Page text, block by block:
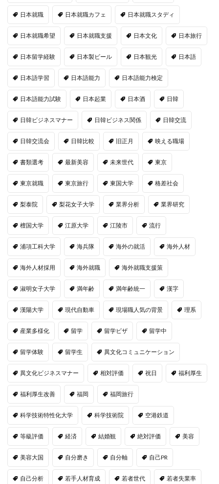
日本就職 日本就職カフェ 日本就職スタディ
日本就職希望 日本就職支援 日本文化 日本旅行
日本留学経験 日本製ビール 日本観光 日本語
日本語学習 日本語能力 日本語能力検定
日本語能力試験 日本起業 日本酒 日韓
日韓ビジネスマナー 日韓ビジネス関係 日韓交流
日韓交流会 日韓比較 旧正月 映える職場
書類選考 最新美容 未来世代 東京
東京就職 東京旅行 東国大学 格差社会
梨泰院 梨花女子大学 業界分析 業界研究
檀国大学 江原大学 江陵市 流行
浦項工科大学 海兵隊 海外の就活 海外人材
海外人材採用 海外就職 海外就職支援策
淑明女子大学 満年齢 満年齢統一 漢字
漢陽大学 現代自動車 現場職人気の背景 理系
産業多様化 留学 留学ビザ 留学中
留学体験 留学生 異文化コミュニケーション
異文化ビジネスマナー 相対評価 祝日 福利厚生
福利厚生改善 福岡 福岡旅行
科学技術特性化大学 科学技術院 空港鉄道
等級評価 経済 結婚観 絶対評価 美容
美容大国 自分磨き 自分軸 自己PR
自己分析 若手人材育成 若者世代 若者失業率